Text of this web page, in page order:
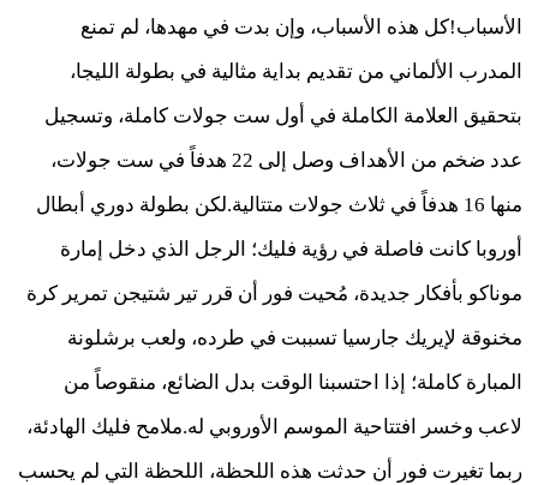
الأسباب!كل هذه الأسباب، وإن بدت في مهدها، لم تمنع
المدرب الألماني من تقديم بداية مثالية في بطولة الليجا،
بتحقيق العلامة الكاملة في أول ست جولات كاملة، وتسجيل
عدد ضخم من الأهداف وصل إلى 22 هدفاً في ست جولات،
منها 16 هدفاً في ثلاث جولات متتالية.لكن بطولة دوري أبطال
أوروبا كانت فاصلة في رؤية فليك؛ الرجل الذي دخل إمارة
موناكو بأفكار جديدة، مُحيت فور أن قرر تير شتيجن تمرير كرة
مخنوقة لإيريك جارسيا تسببت في طرده، ولعب برشلونة
المبارة كاملة؛ إذا احتسبنا الوقت بدل الضائع، منقوصاً من
لاعب وخسر افتتاحية الموسم الأوروبي له.ملامح فليك الهادئة،
ربما تغيرت فور أن حدثت هذه اللحظة، اللحظة التي لم يحسب